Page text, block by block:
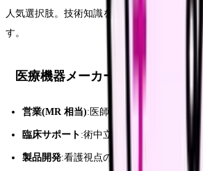
人気選択肢。技術知識を製品販売・臨床サ
す。
医療機器メーカーの職種
営業(MR 相当):医師・病院への販売
臨床サポート :術中立ち会い・技術指導
製品開発:看護視点の製品設計